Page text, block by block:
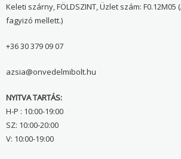
Keleti szárny, FÖLDSZINT, Üzlet szám: F0.12M05
fagyizó mellett.)
+36 30 379 09 07
azsia@onvedelmibolt.hu
NYITVA TARTÁS:
H-P : 10:00-19:00
SZ: 10:00-20:00
V: 10:00-19:00